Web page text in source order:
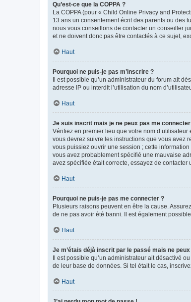
Qu’est-ce que la COPPA ?
La COPPA (pour « Child Online Privacy and
13 ans un consentement écrit des parents ou des
nous vous conseillons de contacter un conseiller
et ne doivent donc pas être contactés à ce sujet,
Haut
Pourquoi ne puis-je pas m’inscrire ?
Il est possible qu’un administrateur du forum ait
adresse IP ou interdit l’utilisation du nom
Haut
Je suis inscrit mais je ne peux pas me connecter
Vérifiez en premier lieu que votre nom
vous devrez suivre les instructions que vous avez
vous puissiez ouvrir une session ; cette
vous avez probablement spécifié une mauvaise
avez spécifiée était correcte, essayez de contacter
Haut
Pourquoi ne puis-je pas me connecter ?
Plusieurs raisons peuvent en être la cause.
de ne pas avoir été banni. Il est également
Haut
Je m’étais déjà inscrit par le passé mais ne
Il est possible qu’un administrateur ait désactivé
de leur base de données. Si tel était le cas,
Haut